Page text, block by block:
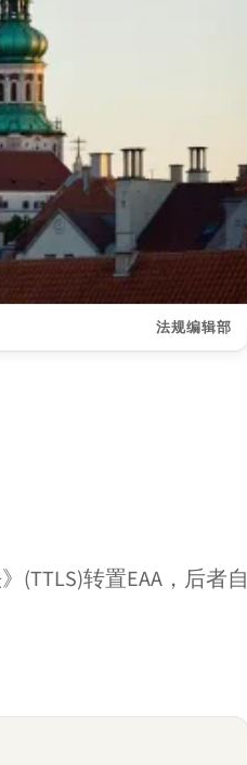
法规编辑部
(TTLS)转置EAA，后者自